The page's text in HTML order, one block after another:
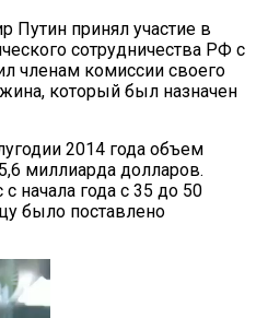
Путин принял участие в
сотрудничества РФ с
членам комиссии своего
который был назначен
2014 года объем
миллиарда долларов.
начала года с 35 до 50
было поставлено